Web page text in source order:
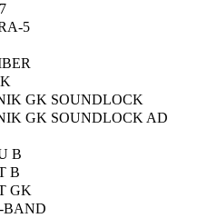
5
GK SOUNDLOCK
GK SOUNDLOCK AD
B
B
GK
BAND